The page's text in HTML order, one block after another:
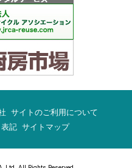
サイトのご利用について
記 サイトマップ